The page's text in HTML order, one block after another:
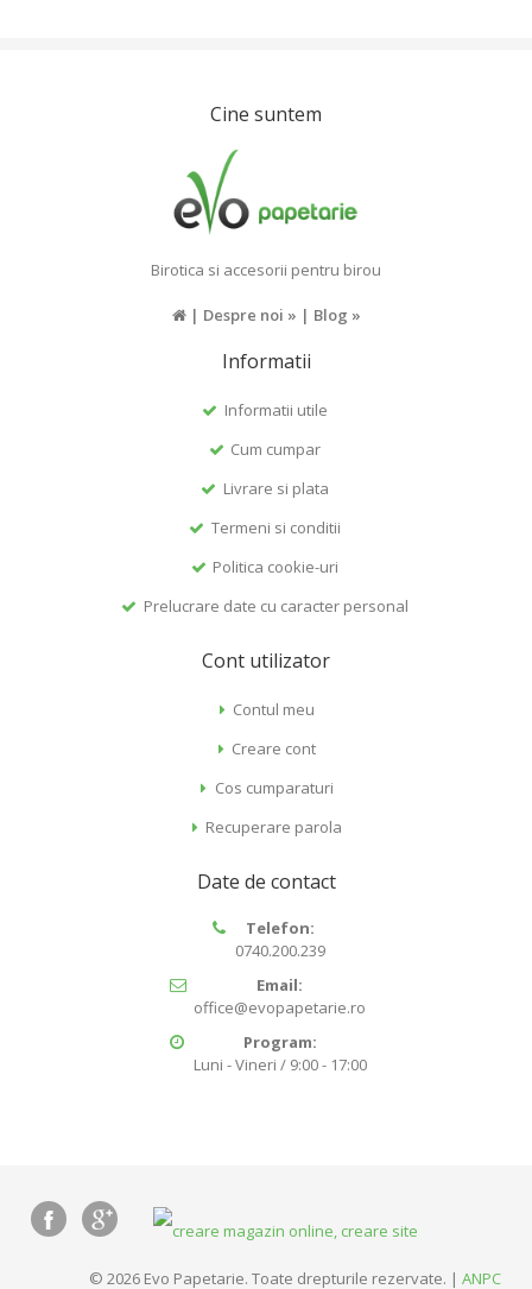
Cine suntem
Birotica si accesorii pentru birou
| Despre noi » | Blog »
Informatii
Informatii utile
Cum cumpar
Livrare si plata
Termeni si conditii
Politica cookie-uri
Prelucrare date cu caracter personal
Cont utilizator
Contul meu
Creare cont
Cos cumparaturi
Recuperare parola
Date de contact
Telefon:
0740.200.239
Email:
office@evopapetarie.ro
Program:
Luni - Vineri / 9:00 - 17:00
© 2026 Evo Papetarie. Toate drepturile rezervate. | ANPC